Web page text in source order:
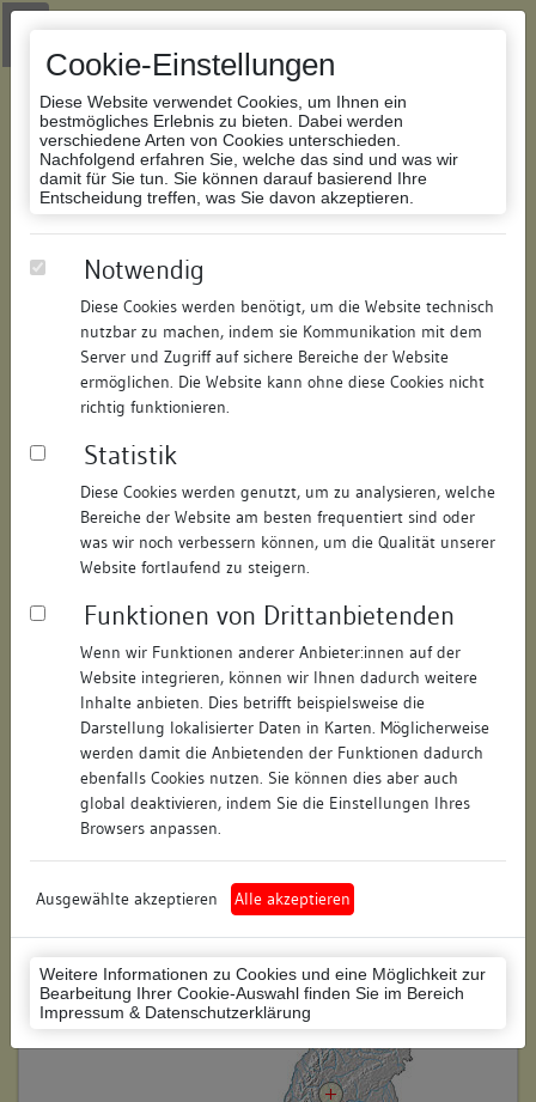
Cookie-Einstellungen
Diese Website verwendet Cookies, um Ihnen ein
bestmögliches Erlebnis zu bieten. Dabei werden
verschiedene Arten von Cookies unterschieden.
Nachfolgend erfahren Sie, welche das sind und was wir
damit für Sie tun. Sie können darauf basierend Ihre
Entscheidung treffen, was Sie davon akzeptieren.
Notwendig
Diese Cookies werden benötigt, um die Website technisch
nutzbar zu machen, indem sie Kommunikation mit dem
Server und Zugriff auf sichere Bereiche der Website
ermöglichen. Die Website kann ohne diese Cookies nicht
richtig funktionieren.
Statistik
Diese Cookies werden genutzt, um zu analysieren, welche
Bereiche der Website am besten frequentiert sind oder
was wir noch verbessern können, um die Qualität unserer
Website fortlaufend zu steigern.
Funktionen von Drittanbietenden
Wenn wir Funktionen anderer Anbieter:innen auf der
Website integrieren, können wir Ihnen dadurch weitere
Inhalte anbieten. Dies betrifft beispielsweise die
Darstellung lokalisierter Daten in Karten. Möglicherweise
werden damit die Anbietenden der Funktionen dadurch
ebenfalls Cookies nutzen. Sie können dies aber auch
global deaktivieren, indem Sie die Einstellungen Ihres
Browsers anpassen.
Ausgewählte akzeptieren Alle akzeptieren
Weitere Informationen zu Cookies und eine Möglichkeit zur
Bearbeitung Ihrer Cookie-Auswahl finden Sie im Bereich
Impressum & Datenschutzerklärung
Zur Navigation springen
Zum Inhalt der Website springen
Datenbank Bauforschung/Restaurierung
150756096115/Datum:29.06.2017
Datenbestand:
Bauforschung
Als PDF herunterladen:
Objektdaten
Straße: Hochbrücktorstraße
Hausnummer: 30
Postleitzahl: 78628
Stadt-Teilort: Rottweil
Regierungsbezirk: Freiburg
Rottweil (Landkreis)
Wohnplatzschlüssel: 8325049025
Flurstücknummer: keine
Historischer Straßenname: keiner
Lage des Wohnplatzes: